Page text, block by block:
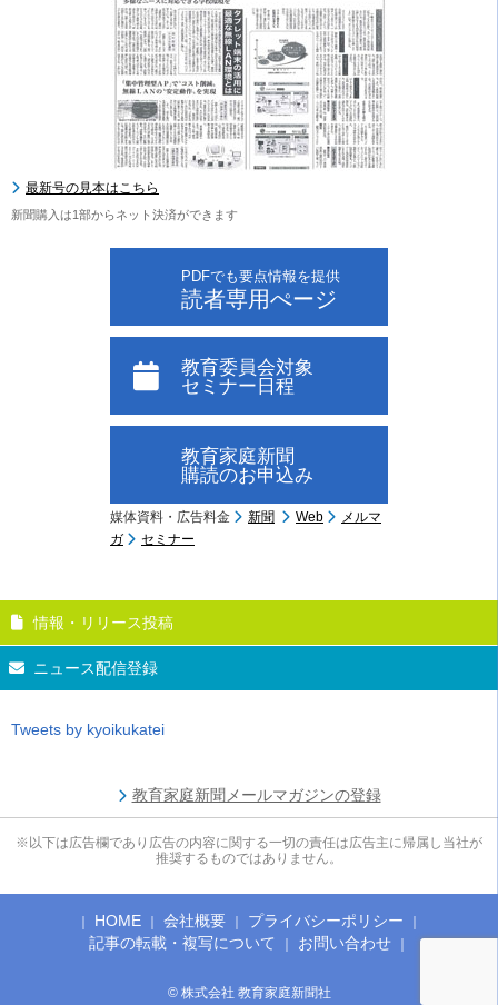
最新号の見本はこちら
新聞購入は1部からネット決済ができます
PDFでも要点情報を提供
読者専用ぺージ
教育委員会対象
セミナー日程
教育家庭新聞
購読のお申込み
媒体資料・広告料金 新聞 Web
メルマ
ガ
セミナー
情報・リリース投稿
ニュース配信登録
Tweets by kyoikukatei
教育家庭新聞メールマガジンの登録
※以下は広告欄であり広告の内容に関する一切の責任は広告主に帰属し当社が
推奨するものではありません。
© 株式会社 教育家庭新聞社
HOME 会社概要
プライバシーポリシー
記事の転載・複写について
お問い合わせ